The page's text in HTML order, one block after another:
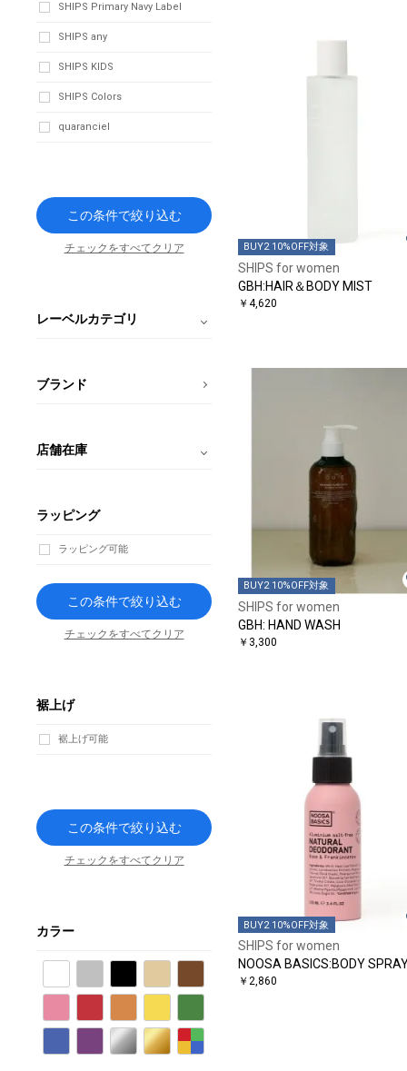
BUY2 10%OFF対象
SHIPS for women
GBH:HAIR＆BODY MIST
￥4,620
BUY2 10%OFF対象
SHIPS for women
GBH: HAND WASH
￥3,300
BUY2 10%OFF対象
SHIPS for women
NOOSA BASICS:BODY
￥2,860
SHIPS Primary Navy Label
SHIPS any
SHIPS KIDS
SHIPS Colors
quaranciel
この条件で絞り込む
チェックをすべてクリア
レーベルカテゴリ
ブランド
店舗在庫
ラッピング
ラッピング可能
この条件で絞り込む
チェックをすべてクリア
裾上げ
裾上げ可能
この条件で絞り込む
チェックをすべてクリア
カラー
ブラウン
パープル シルバー ゴールド